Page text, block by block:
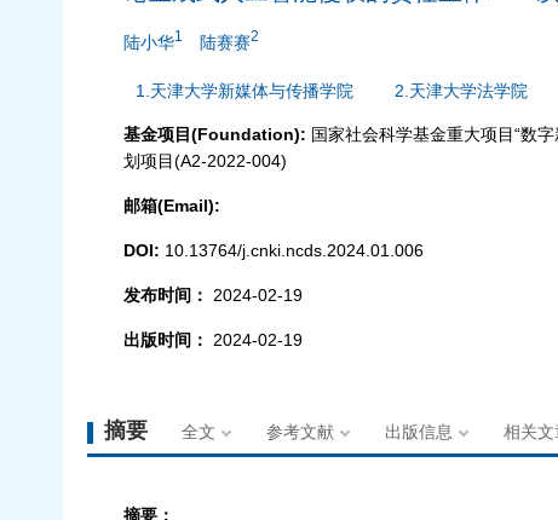
陆小华1 陆赛赛2
1.天津大学新媒体与传播学院 2.天津大学法学院
基金项目(Foundation): 国家社会科学基金重大项目“数
划项目(A2-2022-004)
邮箱(Email):
DOI: 10.13764/j.cnki.ncds.2024.01.006
发布时间： 2024-02-19
出版时间： 2024-02-19
摘要 全文 参考文献 出版信息 相关文
摘要：